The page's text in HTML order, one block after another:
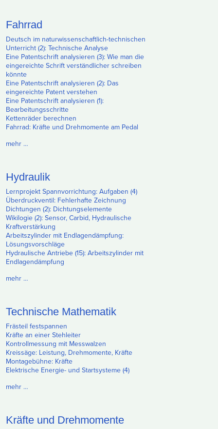
Fahrrad
Deutsch im naturwissenschaftlich-technischen
Unterricht (2): Technische Analyse
Eine Patentschrift analysieren (3): Wie man die
eingereichte Schrift verständlicher schreiben
könnte
Eine Patentschrift analysieren (2): Das
eingereichte Patent verstehen
Eine Patentschrift analysieren (1):
Bearbeitungsschritte
Kettenräder berechnen
Fahrrad: Kräfte und Drehmomente am Pedal
mehr …
Hydraulik
Lernprojekt Spannvorrichtung: Aufgaben (4)
Überdruckventil: Fehlerhafte Zeichnung
Dichtungen (2): Dichtungselemente
Wikilogie (2): Sensor, Carbid, Hydraulische
Kraftverstärkung
Arbeitszylinder mit Endlagendämpfung:
Lösungsvorschläge
Hydraulische Antriebe (15): Arbeitszylinder mit
Endlagendämpfung
mehr …
Technische Mathematik
Frästeil festspannen
Kräfte an einer Stehleiter
Kontrollmessung mit Messwalzen
Kreissäge: Leistung, Drehmomente, Kräfte
Montagebühne: Kräfte
Elektrische Energie- und Startsysteme (4)
mehr …
Kräfte und Drehmomente